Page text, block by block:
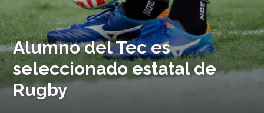
Alumno del Tec es
seleccionado estatal de
Rugby